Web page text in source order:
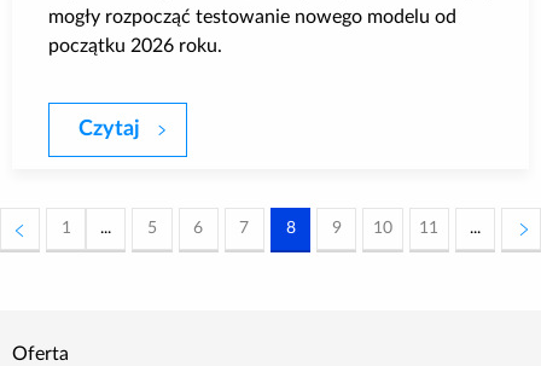
mogły rozpocząć testowanie nowego modelu od
początku 2026 roku.
Czytaj BIK wprowadza nowy model
1 ... 5 6 7 8 9 10 11 ...
Oferta